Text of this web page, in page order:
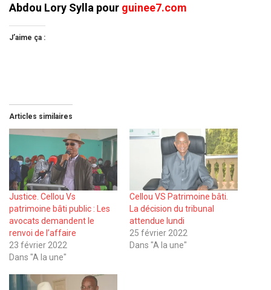
Abdou Lory Sylla pour guinee7.com
J’aime ça :
Articles similaires
Justice. Cellou Vs
patrimoine bâti public : Les
avocats demandent le
renvoi de l’affaire
23 février 2022
Dans "A la une"
Cellou VS Patrimoine bâti.
La décision du tribunal
attendue lundi
25 février 2022
Dans "A la une"